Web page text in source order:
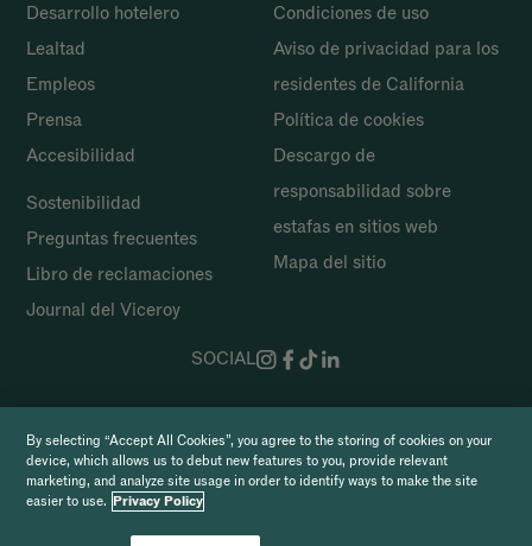
Desarrollo hotelero
Lealtad
Empleos
Prensa
Accesibilidad
Condiciones de uso
Aviso de privacidad para los
residentes de California
Política de cookies
Descargo de
responsabilidad sobre
estafas en sitios web
Mapa del sitio
Sostenibilidad
Preguntas frecuentes
Libro de reclamaciones
Journal del Viceroy
SOCIAL
Copyright 2026 Viceroy Hotels & Resorts
By selecting “Accept All Cookies”, you agree to the storing of cookies on your
device, which allows us to debut new features to you, provide relevant
marketing, and analyze site usage in order to identify ways to make the site
easier to use. Privacy Policy